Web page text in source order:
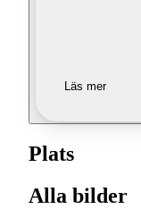
Läs mer
Plats
Alla bilder